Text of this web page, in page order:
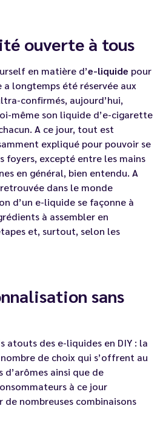
ouverte à tous
en matière d’e-liquide pour
a longtemps été réservée aux
confirmés, aujourd’hui,
même son liquide d’e-cigarette
A ce jour, tout est
expliqué pour pouvoir se
foyers, excepté entre les mains
en général, bien entendu. A
dans le monde
d’un e-liquide se façonne à
à assembler en
et, surtout, selon les
sans
atouts des e-liquides en DIY : la
de choix qui s’offrent au
d’arômes ainsi que de
à ce jour
nombreuses combinaisons